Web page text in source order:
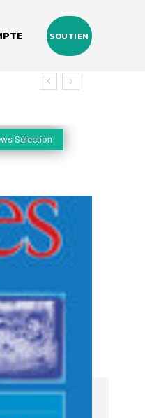
SOUTIEN
Sélection